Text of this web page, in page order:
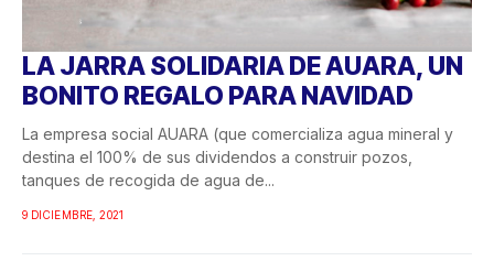
LA JARRA SOLIDARIA DE AUARA, UN
BONITO REGALO PARA NAVIDAD
La empresa social AUARA (que comercializa agua mineral y
destina el 100% de sus dividendos a construir pozos,
tanques de recogida de agua de...
9 DICIEMBRE, 2021